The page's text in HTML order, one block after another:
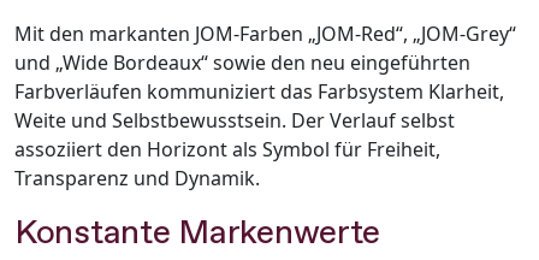
Mit den markanten JOM-Farben „JOM-Red“, „JOM-Grey“
und „Wide Bordeaux“ sowie den neu eingeführten
Farbverläufen kommuniziert das Farbsystem Klarheit,
Weite und Selbstbewusstsein. Der Verlauf selbst
assoziiert den Horizont als Symbol für Freiheit,
Transparenz und Dynamik.
Konstante Markenwerte